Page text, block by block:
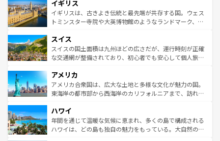
いる。シャンパンの発祥地であるランス、プロヴァンスの
香り高いラベンダー畑など、多彩な楽しみ方が可能だ。さ
らに、パリ以外の地域にも魅力が溢れており、どの街角に
れる地方に足を運ぶとそれぞれで全く異なる文化を体験で
きるだろう。 なお、新着のフランス情報はコンテンツ一覧
を参照してほしい。
顔を持つこの国は、どこを歩いても飽きることがない。ベ
ルリンの文化的活気、バイエルン州のアルプスの絶景、そ
してライン川沿いのワイン畑といった風景は必見。ビール
は、お酒好きな人にはぜひ体験してほしい。 なお、新着の
ドイツ情報はコンテンツ一覧を参照してほしい。
イギリス
イギリスは、古きよき伝統と最先端が共存する国。ウェス
トミンスター寺院や大英博物館のようなランドマーク、歴
リアごとに異なる魅力がある。また、優雅なアフタヌーン
ティー、ビール好きにはたまらない英国パブ、サッカー観
戦など、本場だからこそできる体験も豊富。イギリスを旅
ンツ一覧を参照してほしい。
スイス
スイスの国土面積は九州ほどの広さだが、運行時刻が正確
な交通網が整備されており、初心者でも安心して個人旅行
の建物がそのまま残る町や、スイスならではのユニークな
博物館もあり、アルプス観光だけでなく町歩きも満喫する
ことができる。国民の所得が高いため物価も高いが、旅行
ば市内交通費無料で観光を楽しむこともできる。 なお、新
着のスイス情報はコンテンツ一覧 を参照してほしい。
アメリカ
アメリカ合衆国は、広大な土地と多様な文化が魅力の国。
東海岸の都市部から西海岸のカリフォルニアまで、訪れる
のような巨大都市は、観光、ショッピング、エンターテイ
ンメントが詰まった刺激的なスポットだ。一方、アメリカ
西部には大自然が広がり、グランドキャニオンやイエロー
ハワイ
年間を通じて温暖な気候に恵まれ、多くの島で構成される
ハワイは、どの島も独自の魅力をもっている。大自然の神